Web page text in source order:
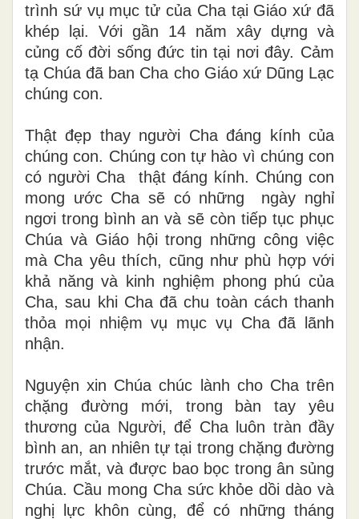
trình sứ vụ mục tử của Cha tại Giáo xứ đã
khép lại. Với gần 14 năm xây dựng và
củng cố đời sống đức tin tại nơi đây. Cảm
tạ Chúa đã ban Cha cho Giáo xứ Dũng Lạc
chúng con.
Thật đẹp thay người Cha đáng kính của
chúng con. Chúng con tự hào vì chúng con
có người Cha thật đáng kính. Chúng con
mong ước Cha sẽ có những ngày nghỉ
ngơi trong bình an và sẽ còn tiếp tục phục
Chúa và Giáo hội trong những công việc
mà Cha yêu thích, cũng như phù hợp với
khả năng và kinh nghiệm phong phú của
Cha, sau khi Cha đã chu toàn cách thanh
thỏa mọi nhiệm vụ mục vụ Cha đã lãnh
nhận.
Nguyện xin Chúa chúc lành cho Cha trên
chặng đường mới, trong bàn tay yêu
thương của Người, để Cha luôn tràn đầy
bình an, an nhiên tự tại trong chặng đường
trước mắt, và được bao bọc trong ân sủng
Chúa. Cầu mong Cha sức khỏe dồi dào và
nghị lực khôn cùng, để có những tháng